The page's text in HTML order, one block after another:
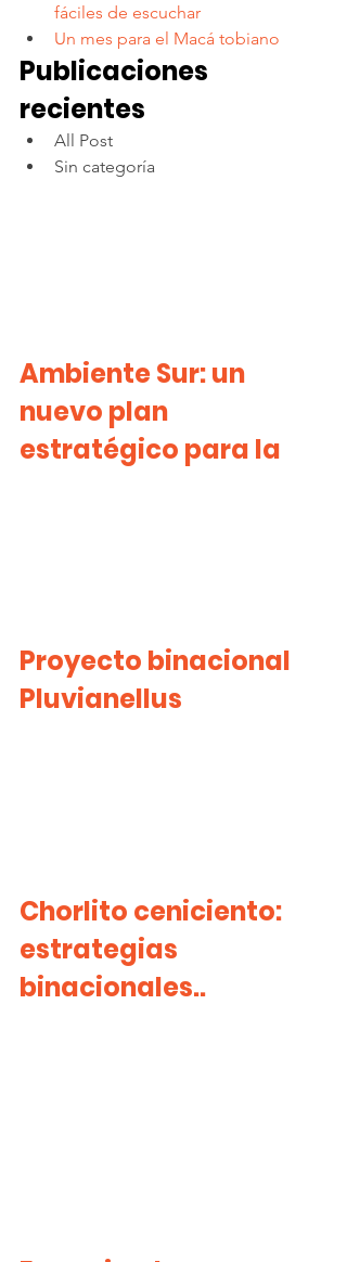
fáciles de escuchar
Un mes para el Macá tobiano
Publicaciones
recientes
All Post
Sin categoría
Ambiente Sur: un
nuevo plan
estratégico para la
Proyecto binacional
Pluvianellus
Chorlito ceniciento:
estrategias
binacionales..